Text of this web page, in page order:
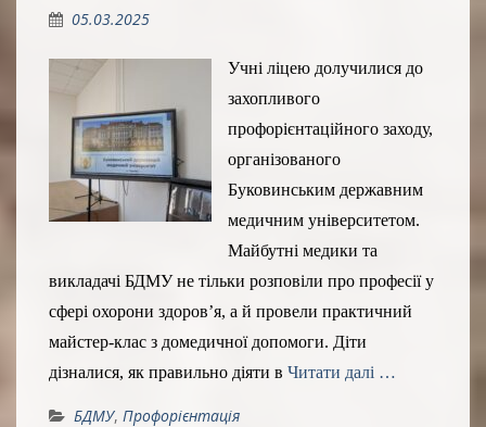
05.03.2025
Учні ліцею долучилися до
захопливого
профорієнтаційного заходу,
організованого
Буковинським державним
медичним університетом.
Майбутні медики та
викладачі БДМУ не тільки розповіли про професії у
сфері охорони здоров’я, а й провели практичний
майстер-клас з домедичної допомоги. Діти
дізналися, як правильно діяти в Читати далі …
БДМУ, Профорієнтація